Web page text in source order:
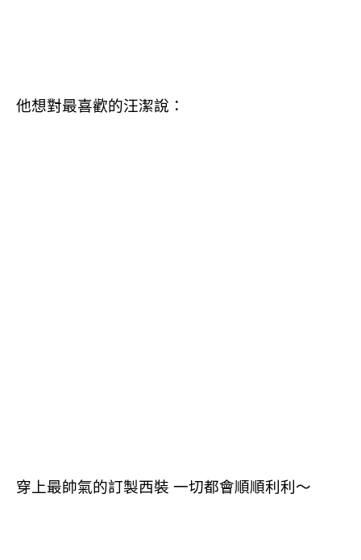
他想對最喜歡的汪潔說：
穿上最帥氣的訂製西裝 一切都會順順利利～